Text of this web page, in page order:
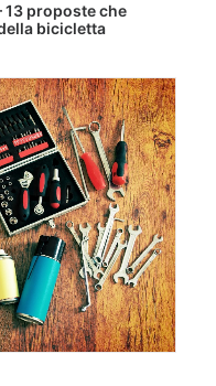
13 proposte che
bicicletta